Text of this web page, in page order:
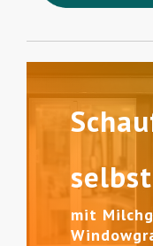
mit